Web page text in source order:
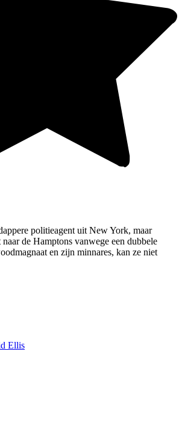
politieagent uit New York, maar
de Hamptons vanwege een dubbele
en zijn minnares, kan ze niet
Ellis